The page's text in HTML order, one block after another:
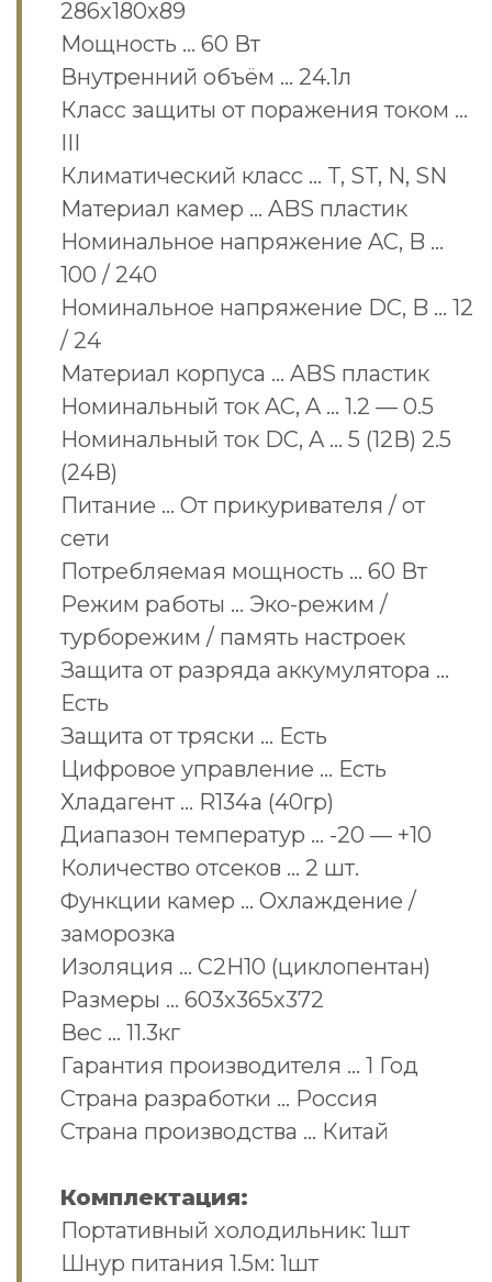
286x180x89
Мощность … 60 Вт
Внутренний объём … 24.1л
Класс защиты от поражения током …
III
Климатический класс … T, ST, N, SN
Материал камер … ABS пластик
Номинальное напряжение AC, B …
100 / 240
Номинальное напряжение DC, B … 12
/ 24
Материал корпуса … ABS пластик
Номинальный ток AC, A … 1.2 — 0.5
Номинальный ток DC, A … 5 (12В) 2.5
(24В)
Питание … От прикуривателя / от
сети
Потребляемая мощность … 60 Вт
Режим работы … Эко-режим /
турборежим / память настроек
Защита от разряда аккумулятора …
Есть
Защита от тряски … Есть
Цифровое управление … Есть
Хладагент … R134a (40гр)
Диапазон температур … -20 — +10
Количество отсеков … 2 шт.
Функции камер … Охлаждение /
заморозка
Изоляция … С2H10 (циклопентан)
Размеры … 603х365х372
Вес … 11.3кг
Гарантия производителя … 1 Год
Страна разработки … Россия
Страна производства … Китай
Комплектация:
Портативный холодильник: 1шт
Шнур питания 1.5м: 1шт